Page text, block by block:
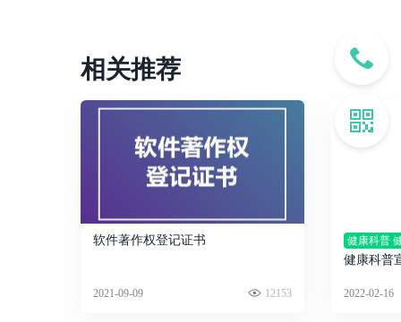
相关推荐
软件著作权登记证书
2021-09-09 12153
健康科普
健康科普
2022-02-16